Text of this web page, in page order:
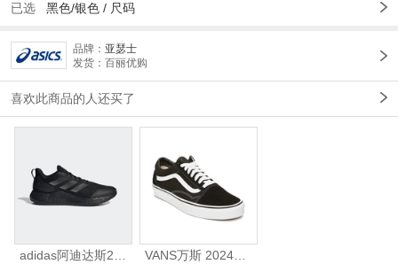
已选 黑色/银色 / 尺码
品牌： 亚瑟士
发货：百丽优购
喜欢此商品的人还买了
adidas阿迪达斯2025中性edge gamedaySPW FTW-跑步GW2499 VANS万斯 2024年新款中性OldSkool帆布鞋/硫化鞋VN000D3HY28（延续款）